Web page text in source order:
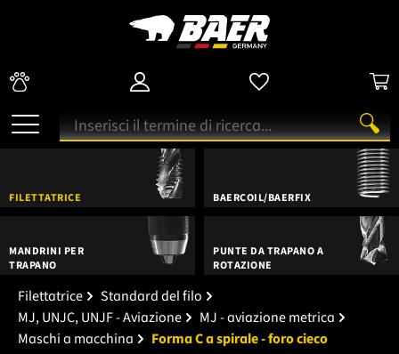
FILETTATRICE BAERCOIL/BAERFIX
MANDRINI PER
TRAPANO
PUNTE DA TRAPANO A
ROTAZIONE
Filettatrice
Standard del filo
MJ, UNJC, UNJF - Aviazione
MJ - aviazione metrica
Maschi a macchina
Forma C a spirale - foro cieco